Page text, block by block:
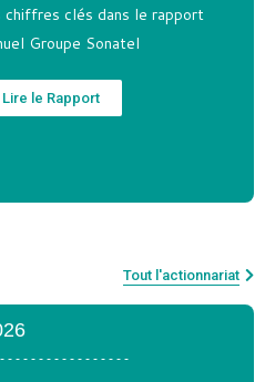
Tout l'actionnariat
- - - - - - - - - - - - - - - -
chiffres clés dans le rapport
Groupe Sonatel
Lire le Rapport